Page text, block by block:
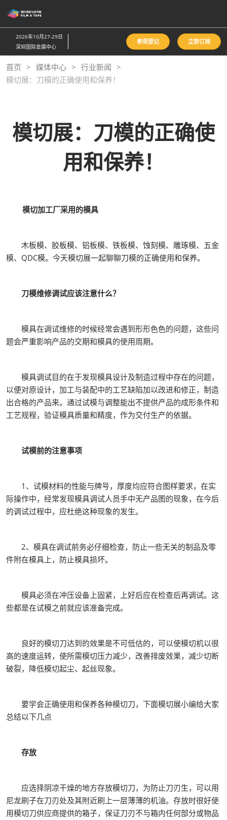
接
跳
至
内
容
2026年10月27-29日
深圳国际会展中心
参观登记 立即订阅
首页 媒体中心
行业新闻
模切展：刀模的正确使用和保养！
模切展：刀模的正确使
用和保养！
模切加工厂采用的模具
木板模、胶板模、铝板模、铁板模、蚀刻模、雕琢模、五金
模、QDC模。今天模切展一起聊聊刀模的正确使用和保养。
刀模维修调试应该注意什么？
模具在调试维修的时候经常会遇到形形色色的问题，这些问
题会严重影响产品的交期和模具的使用周期。
模具调试目的在于发现模具设计及制造过程中存在的问题，
以便对原设计，加工与装配中的工艺缺陷加以改进和修正，制造
出合格的产品来。通过试模与调整能出不提供产品的成形条件和
工艺规程，验证模具质量和精度，作为交付生产的依据。
试模前的注意事项
1、试模材料的性能与牌号，厚度均应符合图样要求，在实
际操作中，经常发现模具调试人员手中无产品图的现象，在今后
的调试过程中，应杜绝这种现象的发生。
2、模具在调试前务必仔细检查，防止一些无关的制品及零
件附在模具上，防止模具损坏。
模具必须在冲压设备上固紧，上好后应在检查后再调试。这
些都是在试模之前就应该准备完成。
良好的模切刀达到的效果是不可低估的，可以使模切机以很
高的速度运转，使所需模切压力减少，改善排废效果，减少切断
破裂，降低模切起尘、起丝现象。
要学会正确使用和保养各种模切刀，下面模切展小编给大家
总结以下几点
存放
应选择阴凉干燥的地方存放模切刀，为防止刀刃生，可以用
尼龙刷子在刀刃处及其附近刷上一层薄薄的机油。存放时很好使
用模切刀供应商提供的箱子，保证刀刃不与箱内任何部分或物品